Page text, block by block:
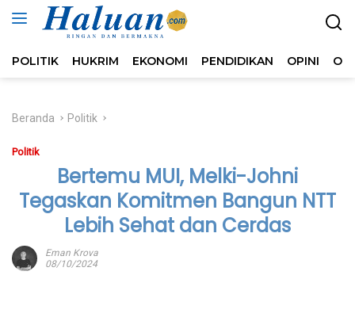
Langsung
POLITIK HUKRIM EKONOMI PENDIDIKAN OPINI
Beranda Politik
Politik
Bertemu MUI, Melki-Johni
Tegaskan Komitmen Bangun NTT
Lebih Sehat dan Cerdas
Eman Krova
08/10/2024